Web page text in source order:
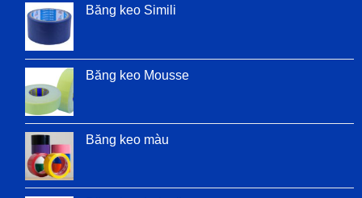
Băng keo Simili
Băng keo Mousse
Băng keo màu